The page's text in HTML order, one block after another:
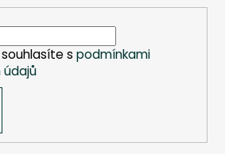
s podmínkami
údajů